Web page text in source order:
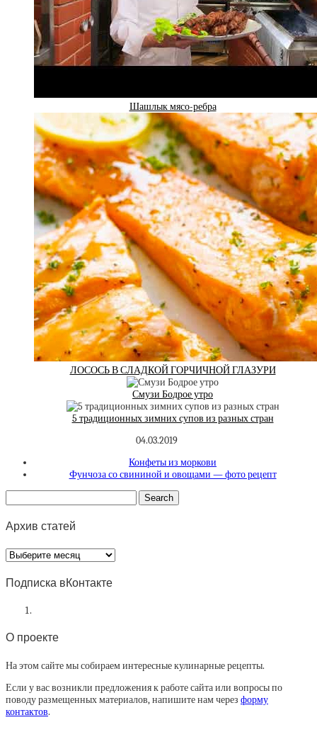
Шашлык мясо-ребра
ЛОСОСЬ В СЛАДКОЙ ГОРЧИЧНОЙ ГЛАЗУРИ
Смузи Бодрое утро
5 традиционных зимних супов из разных стран
04.03.2019
Конфеты из моркови
Фунчоза со свининой и овощами — фото рецепт
Архив статей
Архив
статей
Подписка вКонтакте
О проекте
На этом сайте мы собираем интересные кулинарные рецепты.
Если у вас возникли предложения к работе сайта или вопросы по
поводу размещенных материалов, напишите нам через форму
контактов.